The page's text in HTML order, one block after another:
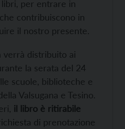
per entrare in
contribuiscono in
il nostro presente.
verrà distribuito ai
la serata del 24
scuole, biblioteche e
Valsugana e Tesino.
il libro è ritirabile
di prenotazione